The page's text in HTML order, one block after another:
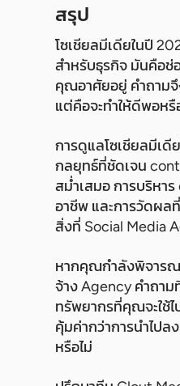
สรุป
โซเชียลมีเดียในปี
สำหรับธุรกิจ มันคือ
คุณอาศัยอยู่ คำถามจึ
แต่คือจะทำให้ดีพอหรื
การดูแลโซเชียลมีเดี
กลยุทธ์ที่ชัดเจน
สม่ำเสมอ การบริหา
อาชีพ และการวัดผล
สิ่งที่ Social Media
หากคุณกำลังพิจารณ
จ้าง Agency คำถาม
ทรัพยากรที่คุณจะใช้
คุ้มค่ากว่าการนำไปล
หรือไม่